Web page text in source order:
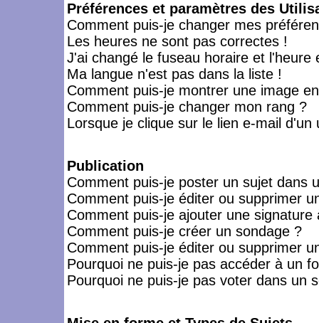
Préférences et paramètres des
Comment puis-je changer mes
Les heures ne sont pas correctes !
J'ai changé le fuseau horaire et l'heure
Ma langue n'est pas dans la liste !
Comment puis-je montrer une image
Comment puis-je changer mon rang ?
Lorsque je clique sur le lien e-mail
Publication
Comment puis-je poster un sujet dans
Comment puis-je éditer ou supprimer
Comment puis-je ajouter une signature
Comment puis-je créer un sondage ?
Comment puis-je éditer ou supprimer
Pourquoi ne puis-je pas accéder à un
Pourquoi ne puis-je pas voter dans un